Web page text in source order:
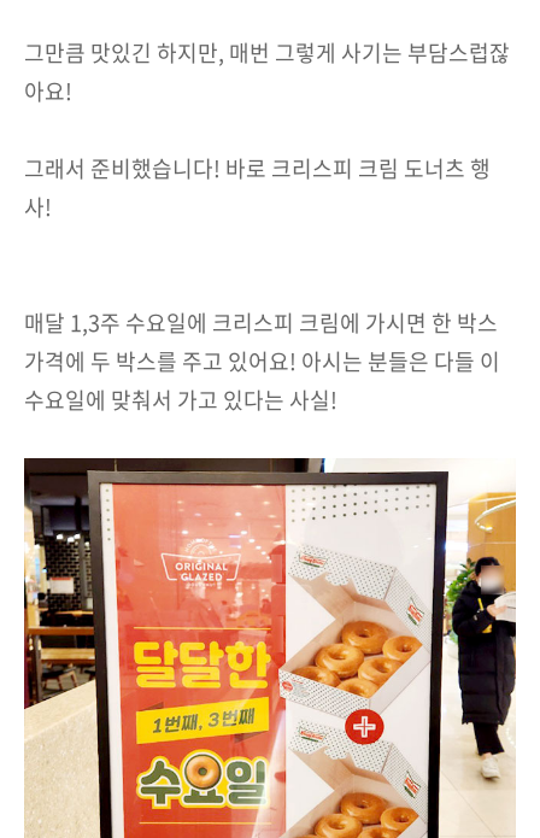
그만큼 맛있긴 하지만, 매번 그렇게 사기는 부담스럽잖
아요!
그래서 준비했습니다! 바로 크리스피 크림 도너츠 행
사!
매달 1,3주 수요일에 크리스피 크림에 가시면 한 박스
가격에 두 박스를 주고 있어요! 아시는 분들은 다들 이
수요일에 맞춰서 가고 있다는 사실!